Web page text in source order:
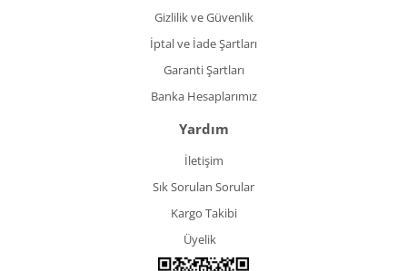
Gizlilik ve Güvenlik
İptal ve İade Şartları
Garanti Şartları
Banka Hesaplarımız
Yardım
İletişim
Sık Sorulan Sorular
Kargo Takibi
Üyelik